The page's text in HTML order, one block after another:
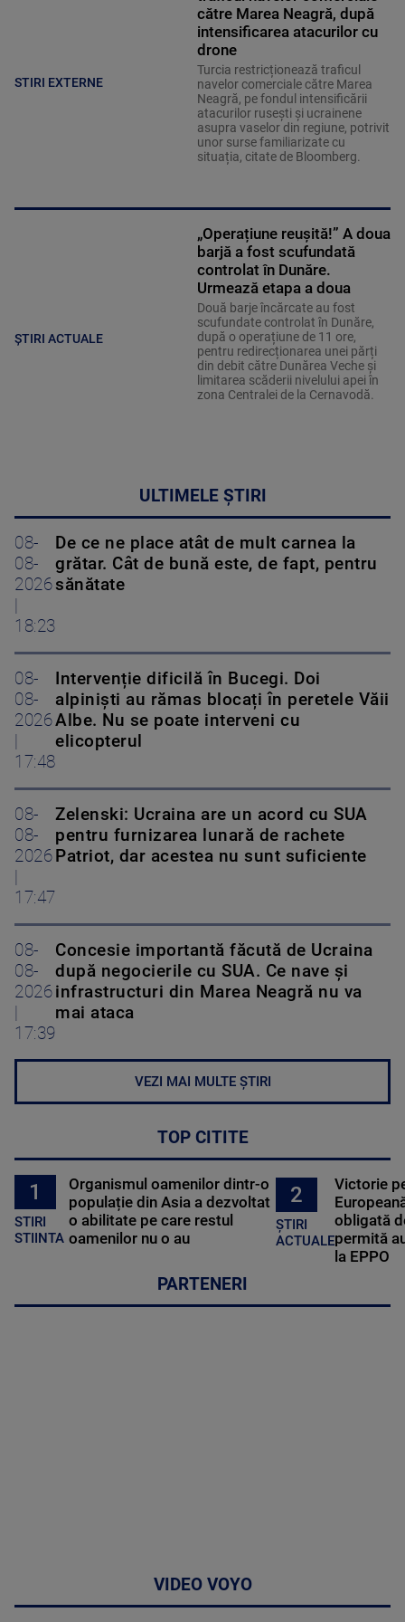
STIRI EXTERNE
către Marea Neagră, după
intensificarea atacurilor cu
drone
Turcia restricționează traficul
navelor comerciale către Marea
Neagră, pe fondul intensificării
atacurilor rusești și ucrainene
asupra vaselor din regiune, potrivit
unor surse familiarizate cu
situația, citate de Bloomberg.
ȘTIRI ACTUALE
„Operațiune reușită!” A doua
barjă a fost scufundată
controlat în Dunăre.
Urmează etapa a doua
Două barje încărcate au fost
scufundate controlat în Dunăre,
după o operațiune de 11 ore,
pentru redirecționarea unei părți
din debit către Dunărea Veche și
limitarea scăderii nivelului apei în
zona Centralei de la Cernavodă.
ULTIMELE ȘTIRI
08-
08-
2026
18:23
De ce ne place atât de mult carnea la
grătar. Cât de bună este, de fapt, pentru
sănătate
08-
08-
2026
17:48
Intervenție dificilă în Bucegi. Doi
alpiniști au rămas blocați în peretele Văii
Albe. Nu se poate interveni cu
elicopterul
08-
08-
2026
17:47
Zelenski: Ucraina are un acord cu SUA
pentru furnizarea lunară de rachete
Patriot, dar acestea nu sunt suficiente
08-
08-
2026
17:39
Concesie importantă făcută de Ucraina
după negocierile cu SUA. Ce nave şi
infrastructuri din Marea Neagră nu va
mai ataca
VEZI MAI MULTE ȘTIRI
TOP CITITE
1
STIRI
STIINTA
Organismul oamenilor dintr-o
populație din Asia a dezvoltat
o abilitate pe care restul
oamenilor nu o au
2
ȘTIRI
ACTUALE
Victorie
obligată
permită
la EPPO
PARTENERI
VIDEO VOYO